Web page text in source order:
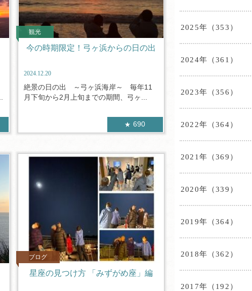
観光
今の時期限定！弓ヶ浜からの日の出
2024.12.20
絶景の日の出 ～弓ヶ浜海岸～ 毎年11
月下旬から2月上旬までの期間、弓ヶ...
690
ブログ
星座の見つけ方 「みずがめ座」編
2025年（353）
2024年（361）
2023年（356）
2022年（364）
2021年（369）
2020年（339）
2019年（364）
2018年（362）
2017年（192）